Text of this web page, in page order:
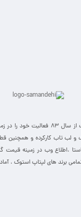
فروشگاه آنلاین اطلاع وب از
لب تاب کارکرده و همچنین
،‌اطلاع وب در زمینه قیمت
برند های لپتاپ استوک ،